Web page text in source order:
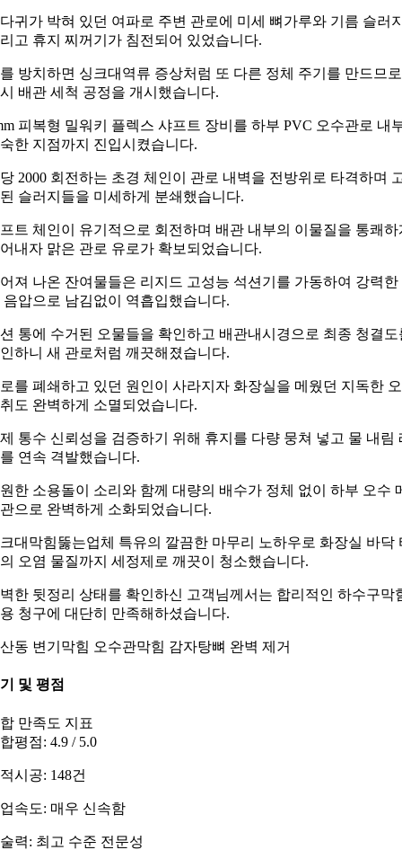
귀가 박혀 있던 여파로 주변 관로에 미세 뼈가루와 기름 슬러
고 휴지 찌꺼기가 침전되어 있었습니다.
방치하면 싱크대역류 증상처럼 또 다른 정체 주기를 만드므로
배관 세척 공정을 개시했습니다.
피복형 밀워키 플렉스 샤프트 장비를 하부 PVC 오수관로 내
한 지점까지 진입시켰습니다.
2000 회전하는 초경 체인이 관로 내벽을 전방위로 타격하며
슬러지들을 미세하게 분쇄했습니다.
트 체인이 유기적으로 회전하며 배관 내부의 이물질을 통쾌하
내자 맑은 관로 유로가 확보되었습니다.
져 나온 잔여물들은 리지드 고성능 석션기를 가동하여 강력한
음압으로 남김없이 역흡입했습니다.
통에 수거된 오물들을 확인하고 배관내시경으로 최종 청결도
하니 새 관로처럼 깨끗해졌습니다.
를 폐쇄하고 있던 원인이 사라지자 화장실을 메웠던 지독한
도 완벽하게 소멸되었습니다.
통수 신뢰성을 검증하기 위해 휴지를 다량 뭉쳐 넣고 물 내림
연속 격발했습니다.
한 소용돌이 소리와 함께 대량의 배수가 정체 없이 하부 오수
으로 완벽하게 소화되었습니다.
대막힘뚫는업체 특유의 깔끔한 마무리 노하우로 화장실 바닥
오염 물질까지 세정제로 깨끗이 청소했습니다.
한 뒷정리 상태를 확인하신 고객님께서는 합리적인 하수구막
청구에 대단히 만족해하셨습니다.
동 변기막힘 오수관막힘 감자탕뼈 완벽 제거
및 평점
만족도 지표
평점: 4.9 / 5.0
시공: 148건
속도: 매우 신속함
력: 최고 수준 전문성